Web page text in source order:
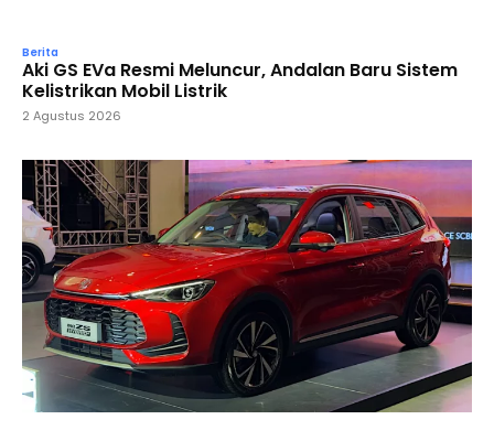
Berita
Aki GS EVa Resmi Meluncur, Andalan Baru Sistem
Kelistrikan Mobil Listrik
2 Agustus 2026